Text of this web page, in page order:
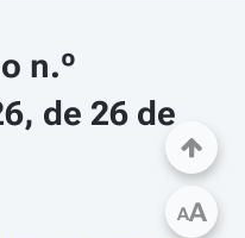
n.º
de 26 de
AA